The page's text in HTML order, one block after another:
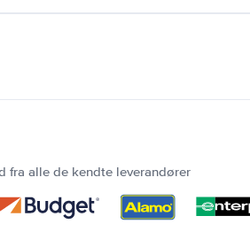
fra alle de kendte leverandører